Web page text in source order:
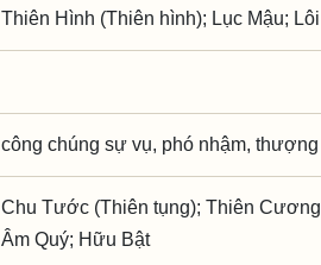
Thiên Hình (Thiên hình); Lục Mậu;
công chúng sự vụ, phó nhậm,
Chu Tước (Thiên tụng); Thiên
Âm Quý; Hữu Bật